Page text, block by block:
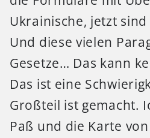
Ukrainische, jetzt
Und diese vielen
Gesetze… Das kann
Das ist eine
Großteil ist gemacht.
Paß und die Karte